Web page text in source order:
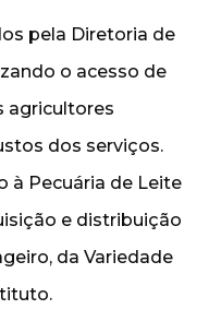
pela Diretoria de
o acesso de
agricultores
dos serviços.
à Pecuária de Leite
e distribuição
da Variedade